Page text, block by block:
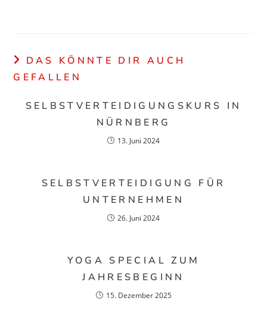
DAS KÖNNTE DIR AUCH
GEFALLEN
SELBSTVERTEIDIGUNGSKURS IN
NÜRNBERG
13. Juni 2024
SELBSTVERTEIDIGUNG FÜR
UNTERNEHMEN
26. Juni 2024
YOGA SPECIAL ZUM
JAHRESBEGINN
15. Dezember 2025